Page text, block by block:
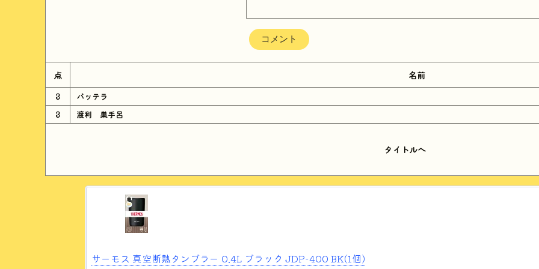
点 名前
3
バッテラ
3
渡利 巣手呂
タイトルへ
サーモス 真空断熱タンブラー 0.4L ブラック JDP-400 BK(1個)